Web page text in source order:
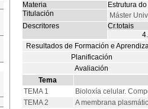
Materia
Estrutura
Titulación
Máster
Descritores
Cr.totais
Resultados de Formación e
Planificación
Avaliación
Tema
TEMA 1
Bioloxía celular.
TEMA 2
A membrana